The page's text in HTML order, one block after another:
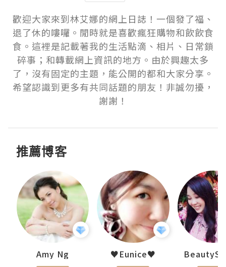
歡迎大家來到林艾娜的網上日誌！一個發了福、
退了休的嘍囉。閒時就是喜歡瘋狂購物和飲飲食
食。這裡是記載著我的生活點滴、相片、日常鎖
碎事；和轉載網上資訊的地方。由於興趣太多
了，沒有固定的主題，能公開的都和大家分享。
希望認識到更多有共同話題的朋友！非誠勿擾，
謝謝！
推薦博客
Amy Ng ♥Eunice♥